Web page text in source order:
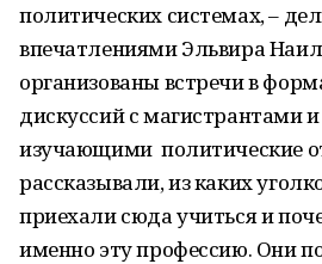
политических системах, –
впечатлениями Эльвира
организованы встречи в
дискуссий с магистрантами
изучающими политические
рассказывали, из каких
приехалисюдаучиться и
именно этупрофессию. Они